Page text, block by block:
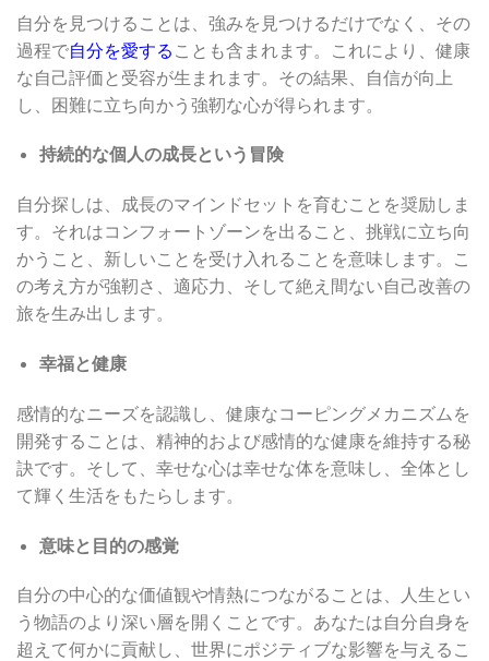
自分を見つけることは、強みを見つけるだけでなく、その
過程で自分を愛する ことも含まれます。これにより、健康
な自己評価と受容が生まれます。その結果、自信が向上
し、困難に立ち向かう強靭な心が得られます。
持続的な個人の成長という冒険
自分探しは、成長のマインドセットを育むことを奨励しま
す。それはコンフォートゾーンを出ること、挑戦に立ち向
かうこと、新しいことを受け入れることを意味します。こ
の考え方が強靭さ、適応力、そして絶え間ない自己改善の
旅を生み出します。
幸福と健康
感情的なニーズを認識し、健康なコーピングメカニズムを
開発することは、精神的および感情的な健康を維持する秘
訣です。そして、幸せな心は幸せな体を意味し、全体とし
て輝く生活をもたらします。
意味と目的の感覚
自分の中心的な価値観や情熱につながることは、人生とい
う物語のより深い層を開くことです。あなたは自分自身を
超えて何かに貢献し、世界にポジティブな影響を与えるこ